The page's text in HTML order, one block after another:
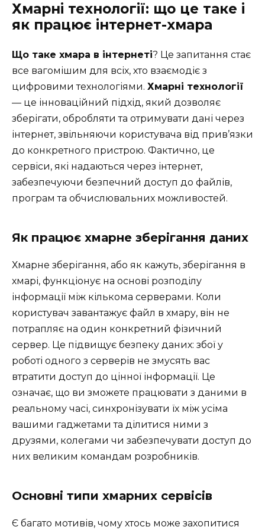
Хмарні технології: що це таке і
як працює інтернет-хмара
Що таке хмара в інтернеті? Це запитання стає
все вагомішим для всіх, хто взаємодіє з
цифровими технологіями. Хмарні технології
— це інноваційний підхід, який дозволяє
зберігати, обробляти та отримувати дані через
інтернет, звільняючи користувача від прив’язки
до конкретного пристрою. Фактично, це
сервіси, які надаються через інтернет,
забезпечуючи безпечний доступ до файлів,
програм та обчислювальних можливостей.
Як працює хмарне зберігання даних
Хмарне зберігання, або як кажуть, зберігання в
хмарі, функціонує на основі розподілу
інформації між кількома серверами. Коли
користувач завантажує файл в хмару, він не
потрапляє на один конкретний фізичний
сервер. Це підвищує безпеку даних: збої у
роботі одного з серверів не змусять вас
втратити доступ до цінної інформації. Це
означає, що ви зможете працювати з даними в
реальному часі, синхронізувати їх між усіма
вашими гаджетами та ділитися ними з
друзями, колегами чи забезпечувати доступ до
них великим командам розробників.
Основні типи хмарних сервісів
Є багато мотивів, чому хтось може захопитися